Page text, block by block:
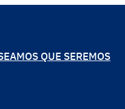
QUE SEREMOS